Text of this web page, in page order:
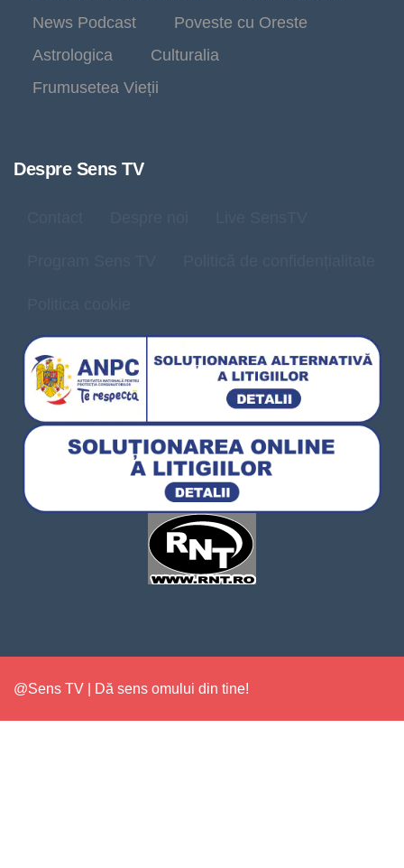
News Podcast
Poveste cu Oreste
Astrologica
Culturalia
Frumusetea Vieții
Despre Sens TV
@Sens TV | Dă sens omului din tine!